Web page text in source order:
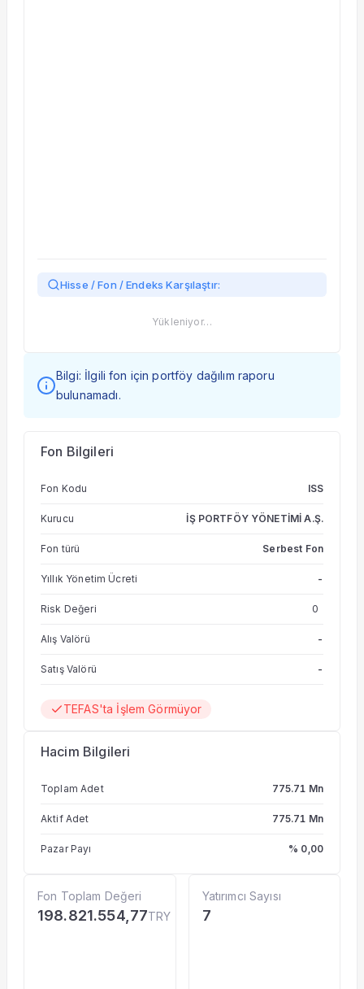
Hisse / Fon / Endeks Karşılaştır:
Yükleniyor…
Bilgi: İlgili fon için portföy dağılım raporu
bulunamadı.
Fon Bilgileri
Fon Kodu ISS
Kurucu İŞ PORTFÖY YÖNETİMİ A.Ş.
Fon türü Serbest Fon
Yıllık Yönetim Ücreti -
Risk Değeri 0
Alış Valörü -
Satış Valörü -
TEFAS'ta İşlem Görmüyor
Hacim Bilgileri
Toplam Adet 775.71 Mn
Aktif Adet 775.71 Mn
Pazar Payı % 0,00
Fon Toplam Değeri
198.821.554,77TRY
Yatırımcı Sayısı
7